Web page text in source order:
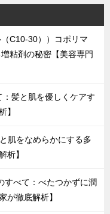
C10-30））コポリマ
粘剤の秘密【美容専門
髪と肌を優しくケアす
】
肌をなめらかにする多
析】
すべて：べたつかずに潤
が徹底解析】